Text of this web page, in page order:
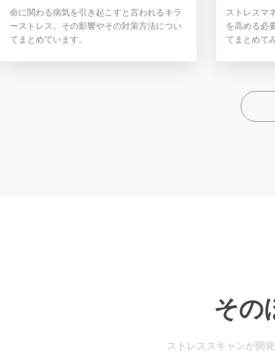
命に関わる病気を引き起こすと言われるキラ
ーストレス。その影響やその対策方法につい
てまとめています。
ストレスマ
を高める必
てまとめて
その
ストレススキャンが開